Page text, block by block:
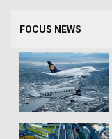
FOCUS NEWS